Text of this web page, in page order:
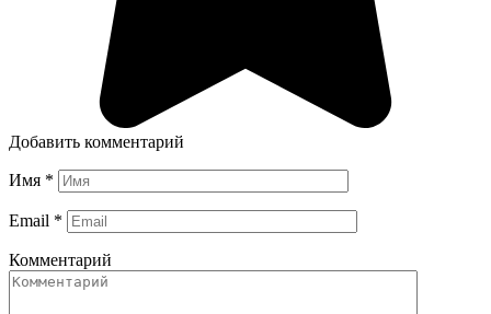
Добавить комментарий
Имя *
Email *
Комментарий